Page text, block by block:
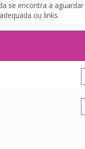
se encontra a aguardar
ou links.